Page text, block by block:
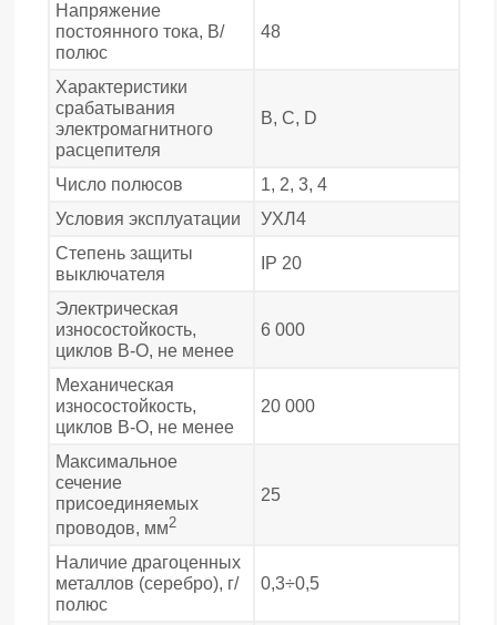
Напряжение
постоянного тока, В/
полюс
48
Характеристики
срабатывания
электромагнитного
расцепителя
В, С, D
Число полюсов
1, 2, 3, 4
Условия эксплуатации
УХЛ4
Степень защиты
выключателя
IP 20
Электрическая
износостойкость,
циклов В-О, не менее
6 000
Механическая
износостойкость,
циклов В-О, не менее
20 000
Максимальное
сечение
присоединяемых
проводов, мм2
25
Наличие драгоценных
металлов (серебро), г/
полюс
0,3÷0,5